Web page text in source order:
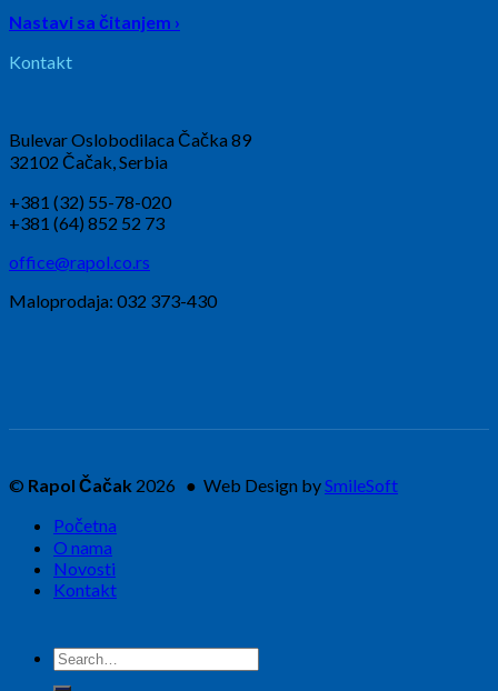
Nastavi sa čitanjem ›
Kontakt
Bulevar Oslobodilaca Čačka 89
32102 Čačak, Serbia
+381 (32) 55-78-020
+381 (64) 852 52 73
office@rapol.co.rs
Maloprodaja: 032 373-430
© Rapol Čačak 2026 ● Web Design bySmileSoft
Početna
O nama
Novosti
Kontakt
Search
for: